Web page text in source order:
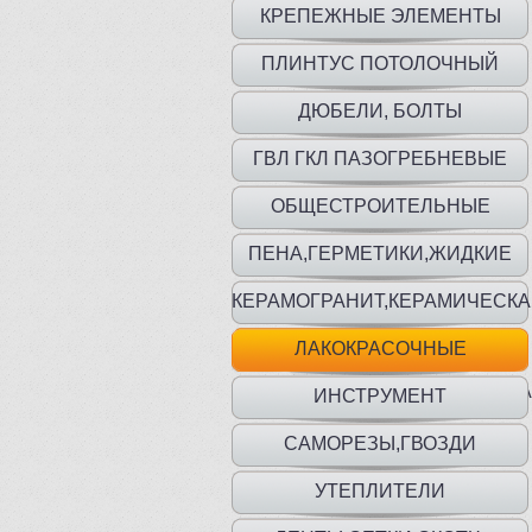
КРЕПЕЖНЫЕ ЭЛЕМЕНТЫ
ПЛИНТУС ПОТОЛОЧНЫЙ
ДЮБЕЛИ, БОЛТЫ
ГВЛ ГКЛ ПАЗОГРЕБНЕВЫЕ
ПЛИТЫ
ОБЩЕСТРОИТЕЛЬНЫЕ
МАТЕРИАЛЫ
ПЕНА,ГЕРМЕТИКИ,ЖИДКИЕ
ГВОЗДИ
ПЛИТКА
ЛАКОКРАСОЧНЫЕ
МАТ.,ГРУНТЫ,ГИДР,ШПАТЛЕВКА
ИНСТРУМЕНТ
САМОРЕЗЫ,ГВОЗДИ
УТЕПЛИТЕЛИ